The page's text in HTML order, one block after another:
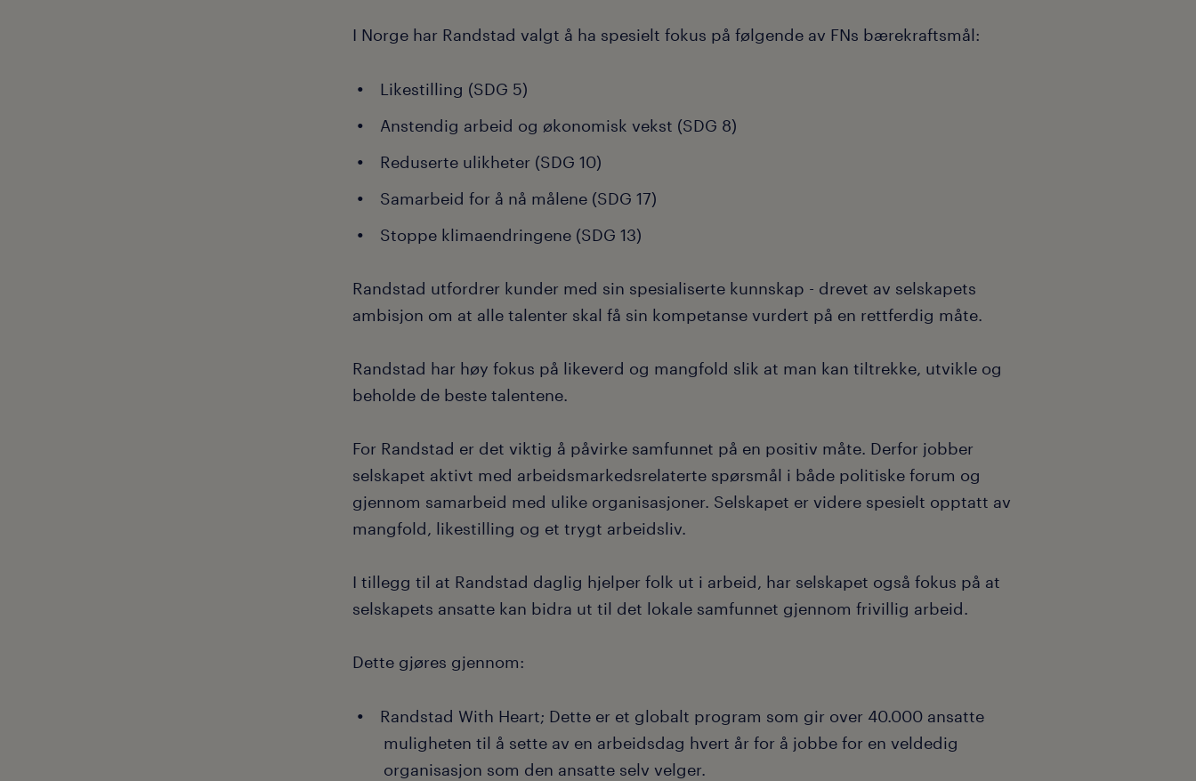
I Norge har Randstad valgt å ha spesielt fokus på følgende av FNs bærekraftsmål:
Likestilling (SDG 5)
Anstendig arbeid og økonomisk vekst (SDG 8)
Reduserte ulikheter (SDG 10)
Samarbeid for å nå målene (SDG 17)
Stoppe klimaendringene (SDG 13)
Randstad utfordrer kunder med sin spesialiserte kunnskap - drevet av selskapets
ambisjon om at alle talenter skal få sin kompetanse vurdert på en rettferdig måte.
Randstad har høy fokus på likeverd og mangfold slik at man kan tiltrekke, utvikle og
beholde de beste talentene.
For Randstad er det viktig å påvirke samfunnet på en positiv måte. Derfor jobber
selskapet aktivt med arbeidsmarkedsrelaterte spørsmål i både politiske forum og
gjennom samarbeid med ulike organisasjoner. Selskapet er videre spesielt opptatt av
mangfold, likestilling og et trygt arbeidsliv.
I tillegg til at Randstad daglig hjelper folk ut i arbeid, har selskapet også fokus på at
selskapets ansatte kan bidra ut til det lokale samfunnet gjennom frivillig arbeid.
Dette gjøres gjennom:
Randstad With Heart; Dette er et globalt program som gir over 40.000 ansatte
muligheten til å sette av en arbeidsdag hvert år for å jobbe for en veldedig
organisasjon som den ansatte selv velger.